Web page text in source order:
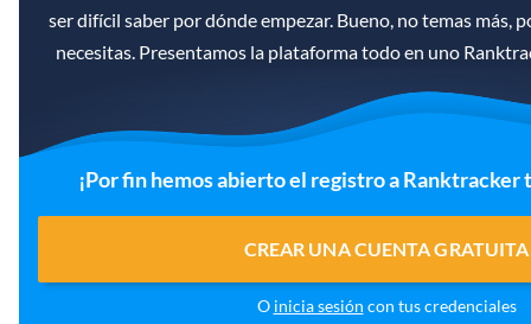
ser difícil saber por dónde empezar. Bueno, no temas más,
necesitas. Presentamos la plataforma todo en uno
¡Por fin hemos abierto el registro a
CREAR UNA CUENTA GRATUITA
O inicia sesión con tus credenciales